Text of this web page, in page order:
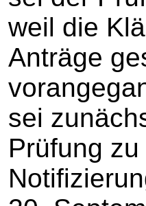
weil die
Anträge
sei
Prüfung